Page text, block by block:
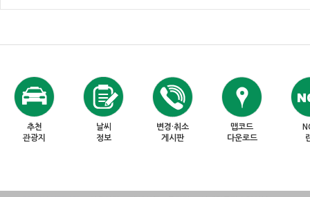
추천
관광지
날씨
정보
변경·취소
게시판
맵코드
다운로드